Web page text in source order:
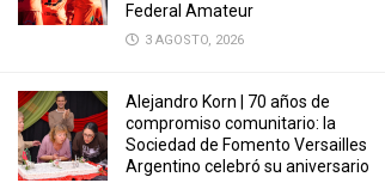
Federal Amateur
3 AGOSTO, 2026
Alejandro Korn | 70 años de
compromiso comunitario: la
Sociedad de Fomento Versailles
Argentino celebró su aniversario